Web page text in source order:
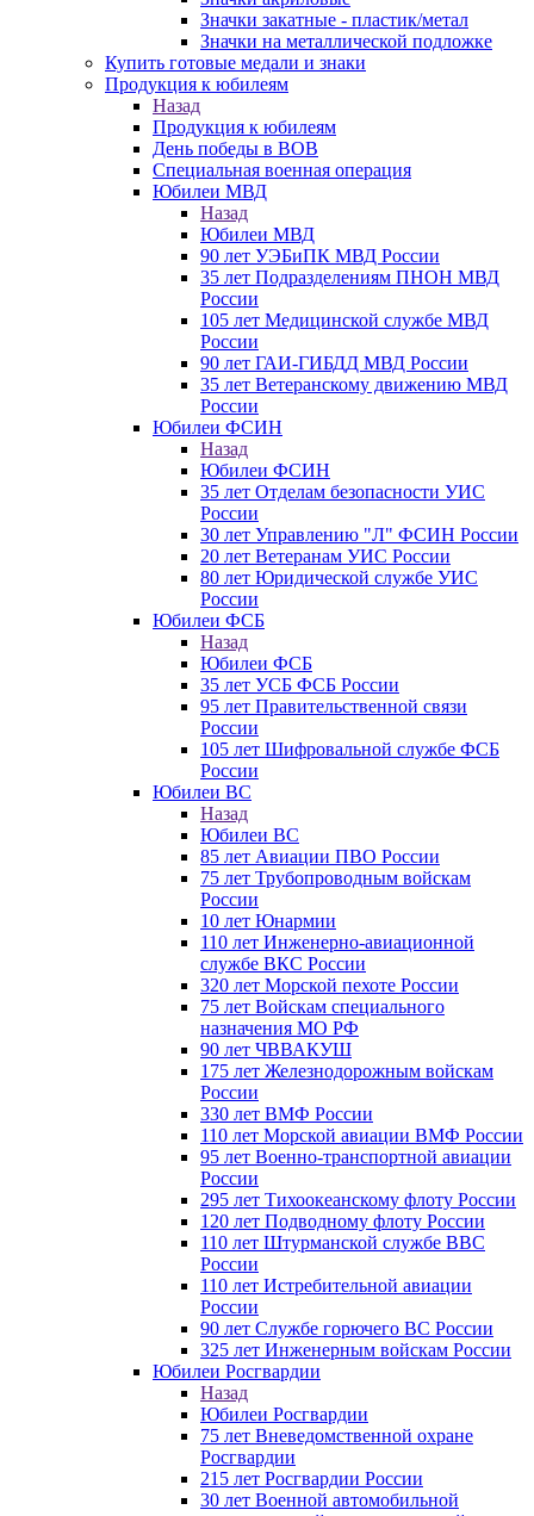
Значки закатные - пластик/метал
Значки на металлической подложке
Купить готовые медали и знаки
Продукция к юбилеям
Назад
Продукция к юбилеям
День победы в ВОВ
Специальная военная операция
Юбилеи МВД
Назад
Юбилеи МВД
90 лет УЭБиПК МВД России
35 лет Подразделениям ПНОН МВД
России
105 лет Медицинской службе МВД
России
90 лет ГАИ-ГИБДД МВД России
35 лет Ветеранскому движению МВД
России
Юбилеи ФСИН
Назад
Юбилеи ФСИН
35 лет Отделам безопасности УИС
России
30 лет Управлению "Л" ФСИН России
20 лет Ветеранам УИС России
80 лет Юридической службе УИС
России
Юбилеи ФСБ
Назад
Юбилеи ФСБ
35 лет УСБ ФСБ России
95 лет Правительственной связи
России
105 лет Шифровальной службе ФСБ
России
Юбилеи ВС
Назад
Юбилеи ВС
85 лет Авиации ПВО России
75 лет Трубопроводным войскам
России
10 лет Юнармии
110 лет Инженерно-авиационной
службе ВКС России
320 лет Морской пехоте России
75 лет Войскам специального
назначения МО РФ
90 лет ЧВВАКУШ
175 лет Железнодорожным войскам
России
330 лет ВМФ России
110 лет Морской авиации ВМФ России
95 лет Военно-транспортной авиации
России
295 лет Тихоокеанскому флоту России
120 лет Подводному флоту России
110 лет Штурманской службе ВВС
России
110 лет Истребительной авиации
России
90 лет Службе горючего ВС России
325 лет Инженерным войскам России
Юбилеи Росгвардии
Назад
Юбилеи Росгвардии
75 лет Вневедомственной охране
Росгвардии
215 лет Росгвардии России
30 лет Военной автомобильной